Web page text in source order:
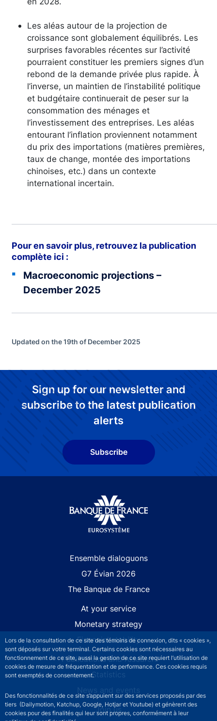
Lors de la consultation de ce site des témoins de connexion, dits « cookies »,
sont déposés sur votre terminal. Certains cookies sont nécessaires au
fonctionnement de ce site, aussi la gestion de ce site requiert l’utilisation de
cookies de mesure de fréquentation et de performance. Ces cookies requis
sont exemptés de consentement.
Des fonctionnalités de ce site s’appuient sur des services proposés par des
tiers (Dailymotion, Katchup, Google, Hotjar et Youtube) et génèrent des
cookies pour des finalités qui leur sont propres, conformément à leur
Les aléas autour de la projection de
croissance sont globalement équilibrés. Les
surprises favorables récentes sur l’activité
pourraient constituer les premiers signes d’un
rebond de la demande privée plus rapide. À
l’inverse, un maintien de l’instabilité politique
et budgétaire continuerait de peser sur la
consommation des ménages et
l’investissement des entreprises. Les aléas
entourant l’inflation proviennent notamment
du prix des importations (matières premières,
taux de change, montée des importations
chinoises, etc.) dans un contexte
international incertain.
Pour en savoir plus, retrouvez la publication
complète ici :
Macroeconomic projections –
December 2025
Updated on the 19th of December 2025
Sign up for our newsletter and
subscribe to the latest publication
alerts
Subscribe
Ensemble dialoguons
G7 Évian 2026
The Banque de France
At your service
Monetary strategy
Financial stability
Publications and research
Statistics
News and events
Join us